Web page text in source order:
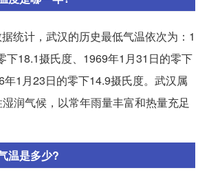
统计，武汉的历史最低气温依次为：1
下18.1摄氏度、1969年1月31日的零下
年1月23日的零下14.9摄氏度。武汉属
润气候，以常年雨量丰富和热量充足
温是多少?